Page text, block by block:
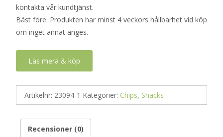
kontakta vår kundtjänst.
Bäst före: Produkten har minst 4 veckors hållbarhet vid köp
om inget annat anges.
Läs mera & köp
Artikelnr: 23094-1 Kategorier: Chips, Snacks
Recensioner (0)